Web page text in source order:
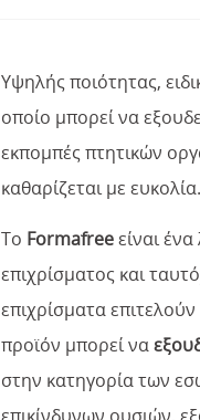
Υψηλής ποιότητας,
οποίο μπορεί να
εκπομπές πτητικών
καθαρίζεται με ευκολία.
Το Formafreeείναι
επιχρίσματος και
επιχρίσματα
προϊόν μπορεί να
στην κατηγορία των